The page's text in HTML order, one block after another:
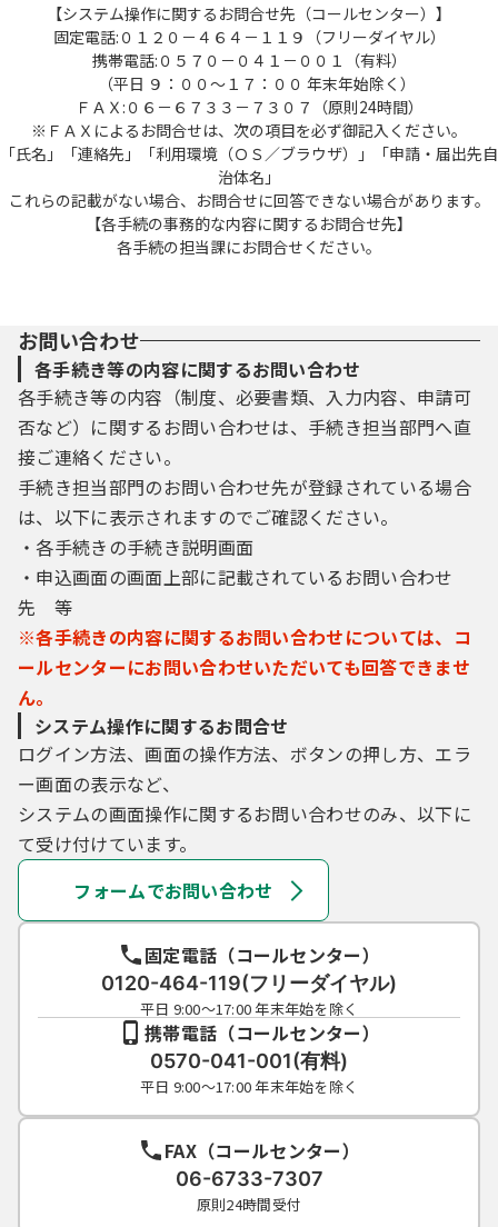
【システム操作に関するお問合せ先（コールセンター）】
固定電話:０１２０－４６４－１１９（フリーダイヤル）
携帯電話:０５７０－０４１－００１（有料）
（平日 ９：００～１７：００ 年末年始除く）
ＦＡＸ:０６－６７３３－７３０７（原則24時間）
※ＦＡＸによるお問合せは、次の項目を必ず御記入ください。
「氏名」「連絡先」「利用環境（ＯＳ／ブラウザ）」「申請・届出先自
治体名」
これらの記載がない場合、お問合せに回答できない場合があります。
【各手続の事務的な内容に関するお問合せ先】
各手続の担当課にお問合せください。
お問い合わせ
各手続き等の内容に関するお問い合わせ
各手続き等の内容（制度、必要書類、入力内容、申請可
否など）に関するお問い合わせは、手続き担当部門へ直
接ご連絡ください。
手続き担当部門のお問い合わせ先が登録されている場合
は、以下に表示されますのでご確認ください。
・各手続きの手続き説明画面
・申込画面の画面上部に記載されているお問い合わせ
先 等
※各手続きの内容に関するお問い合わせについては、コ
ールセンターにお問い合わせいただいても回答できませ
ん。
システム操作に関するお問合せ
ログイン方法、画面の操作方法、ボタンの押し方、エラ
ー画面の表示など、
システムの画面操作に関するお問い合わせのみ、以下に
て受け付けています。
フォームでお問い合わせ
固定電話（コールセンター）
0120-464-119(フリーダイヤル)
平日 9:00～17:00 年末年始を除く
携帯電話（コールセンター）
0570-041-001(有料)
平日 9:00～17:00 年末年始を除く
FAX（コールセンター）
06-6733-7307
原則24時間受付